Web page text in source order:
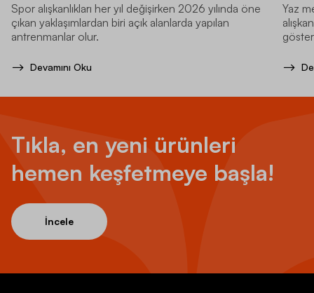
Spor alışkanlıkları her yıl değişirken 2026 yılında öne
çıkan yaklaşımlardan biri açık alanlarda yapılan
antrenmanlar olur.
Devamını Oku
Yaz
Tıkla, en yeni ürünleri
hemen keşfetmeye başla!
İncele